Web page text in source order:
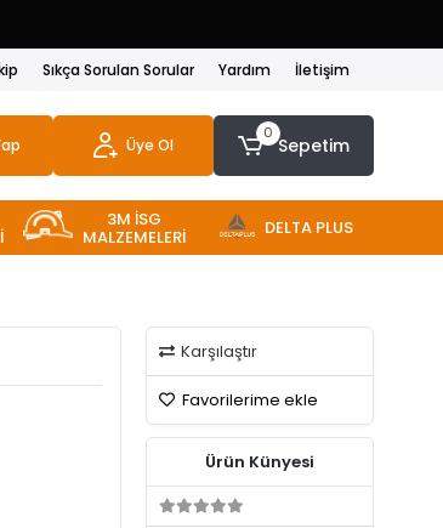
Sıkça Sorulan Sorular Yardım İletişim
Üye Ol
0
Sepetim
3M İSG
MALZEMELERİ DELTA PLUS
Karşılaştır
Favorilerime ekle
Ürün Künyesi